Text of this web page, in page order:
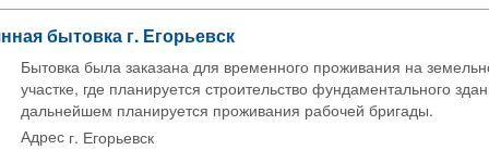
бытовка г. Егорьевск
Бытовка была заказана для временного проживания на
участке, где планируется строительство фундаментального
дальнейшем планируется проживания рабочей бригады.
Адрес г. Егорьевск